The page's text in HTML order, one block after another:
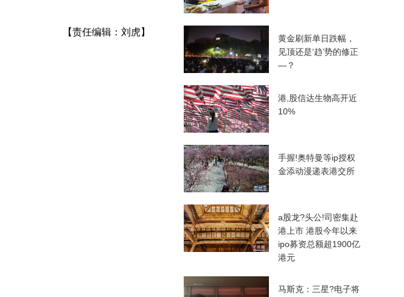
【责任编辑：刘虎】
黄金刷新单日跌幅，
见顶还是‘趋’势的修正
—？
港,股信达生物高开近
10%
手握!奥特曼等ip授权
金添动漫递表港交所
a股龙?头公!司密集赴
港上市 港股今年以来
ipo募资总额超1900亿
港元
马斯克：三星?电子将